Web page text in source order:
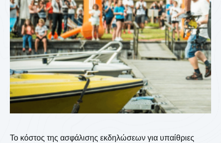
Το κόστος της ασφάλισης εκδηλώσεων για υπαίθριες